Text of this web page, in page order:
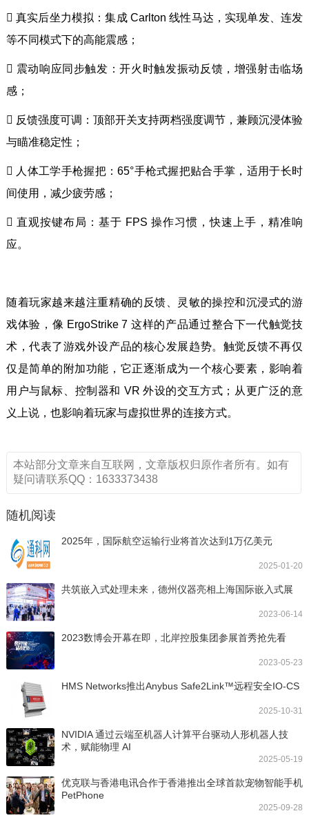
 真实后坐力模拟：集成 Carlton 线性马达，实现单发、连发
等不同模式下的高能震感；
 震动响应同步触发：开火时触发振动反馈，增强射击临场
感；
 反馈强度可调：顶部开关支持两档强度调节，兼顾沉浸体验
与瞄准稳定性；
 人体工学手枪握把：65°手枪式握把贴合手掌，适用于长时
间使用，减少疲劳感；
 直观按键布局：基于 FPS 操作习惯，快速上手，精准响
应。
随着玩家越来越注重精确的反馈、灵敏的操控和沉浸式的游
戏体验，像 ErgoStrike 7 这样的产品通过整合下一代触觉技
术，代表了游戏外设产品的核心发展趋势。触觉反馈不再仅
仅是简单的附加功能，它正逐渐成为一个核心要素，影响着
用户与鼠标、控制器和 VR 外设的交互方式；从更广泛的意
义上说，也影响着玩家与虚拟世界的连接方式。
本站部分文章来自互联网，文章版权归原作者所有。如有
疑问请联系QQ：1633373438
随机阅读
2025年，国际航空运输行业将首次达到1万亿美元
2025-01-20
共筑嵌入式处理未来，德州仪器亮相上海国际嵌入式展
2023-06-14
2023数博会开幕在即，北岸控股集团参展首秀抢先看
2023-05-23
HMS Networks推出Anybus Safe2Link™远程安全IO-CS
2025-10-31
NVIDIA 通过云端至机器人计算平台驱动人形机器人技
术，赋能物理 AI
2025-05-19
优克联与香港电讯合作于香港推出全球首款宠物智能手机
PetPhone
2025-09-28